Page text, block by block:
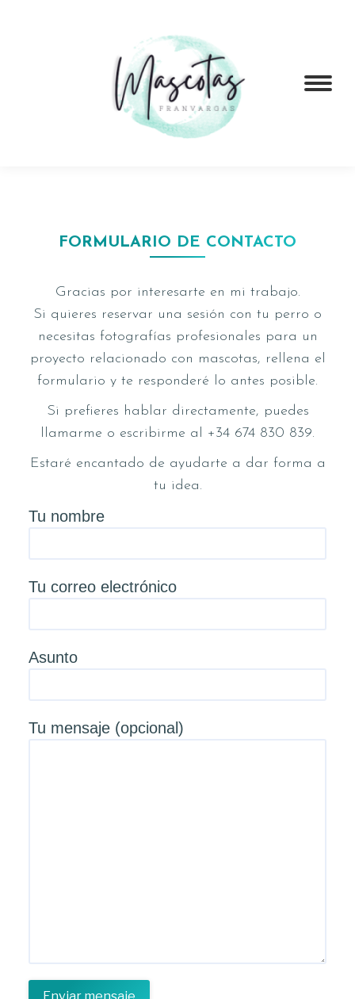
FORMULARIO DE CONTACTO
Gracias por interesarte en mi trabajo.
Si quieres reservar una sesión con tu perro o
necesitas fotografías profesionales para un
proyecto relacionado con mascotas, rellena el
formulario y te responderé lo antes posible.
Si prefieres hablar directamente, puedes
llamarme o escribirme al +34 674 830 839.
Estaré encantado de ayudarte a dar forma a
tu idea.
Tu nombre
Tu correo electrónico
Asunto
Tu mensaje (opcional)